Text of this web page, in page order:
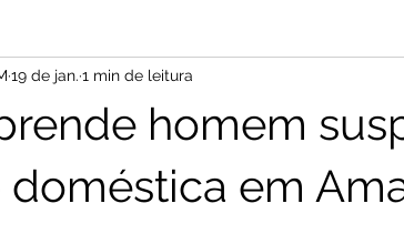
Saúde
homem
doméstica em
19 de jan. 1 min de leitura